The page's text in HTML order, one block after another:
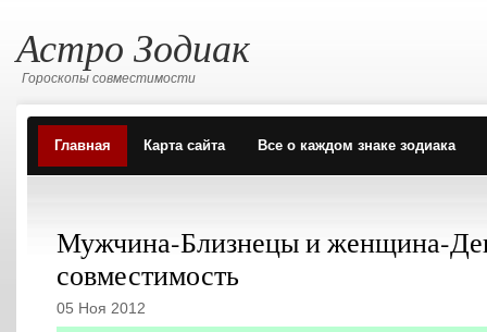
Астро Зодиак
Гороскопы совместимости
Главная Карта сайта Все о каждом знаке зодиака
Мужчина-Близнецы и женщина-
совместимость
05 Ноя 2012